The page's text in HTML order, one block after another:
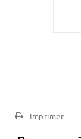
Imprimer